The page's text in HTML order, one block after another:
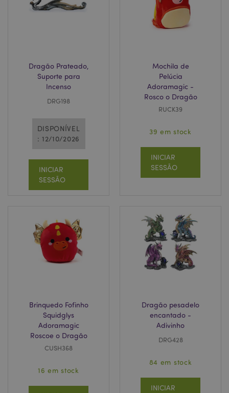
Dragão Prateado,
Suporte para
Incenso
DRG198
DISPONÍVEL
: 12/10/2026
INICIAR
SESSÃO
Mochila de
Pelúcia
Adoramagic -
Rosco o Dragão
RUCK39
39 em stock
INICIAR
SESSÃO
Brinquedo Fofinho
Squidglys
Adoramagic
Roscoe o Dragão
CUSH368
16 em stock
Dragão pesadelo
encantado -
Adivinho
DRG428
84 em stock
INICIAR